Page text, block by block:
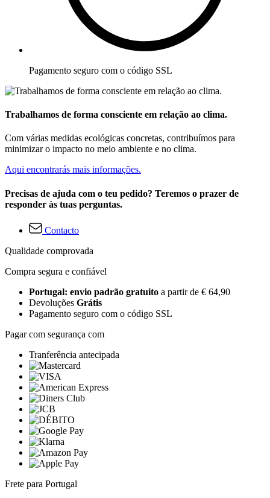
Pagamento seguro com o código SSL
Trabalhamos de forma consciente em relação ao clima.
Com várias medidas ecológicas concretas, contribuímos para
minimizar o impacto no meio ambiente e no clima.
Aqui encontrarás mais informações.
Precisas de ajuda com o teu pedido? Teremos o prazer de
responder às tuas perguntas.
Contacto
Qualidade comprovada
Compra segura e confiável
Portugal: envio padrão gratuito a partir de € 64,90
Devoluções Grátis
Pagamento seguro com o código SSL
Pagar com segurança com
Tranferência antecipada
Frete para Portugal